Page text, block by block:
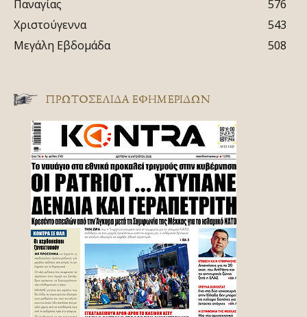
Παναγίας
576
Χριστούγεννα
543
Μεγάλη Εβδομάδα
508
ΠΡΩΤΟΣΈΛΙΔΑ ΕΦΗΜΕΡΊΔΩΝ